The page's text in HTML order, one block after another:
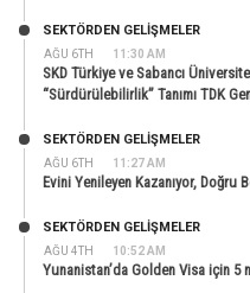
AĞU 6TH 11:30 AM
SEKTÖRDEN GELIŞMELER
SKD Türkiye ve Sabancı
“Sürdürülebilirlik” Tanımı TDK
AĞU 6TH 11:27 AM
SEKTÖRDEN GELIŞMELER
Evini Yenileyen Kazanıyor,
AĞU 4TH 10:52 AM
SEKTÖRDEN GELIŞMELER
Yunanistan’da Golden Visa için 5